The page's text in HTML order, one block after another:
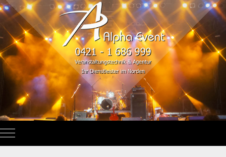
Mobile Menu Toggle